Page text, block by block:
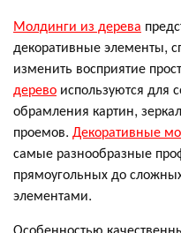
Молдинги из дерева
декоративные элементы,
изменить восприятие
дерево используются для
обрамления картин,
проемов. Декоративные
самые разнообразные
прямоугольных до
элементами.